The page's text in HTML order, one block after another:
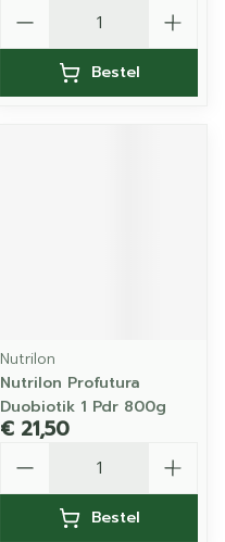
Bestel
Nutrilon
Nutrilon Profutura
Duobiotik 1 Pdr 800g
€ 21,50
Bestel